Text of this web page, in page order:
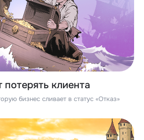
потерять клиента
бизнес сливает в статус «Отказ»